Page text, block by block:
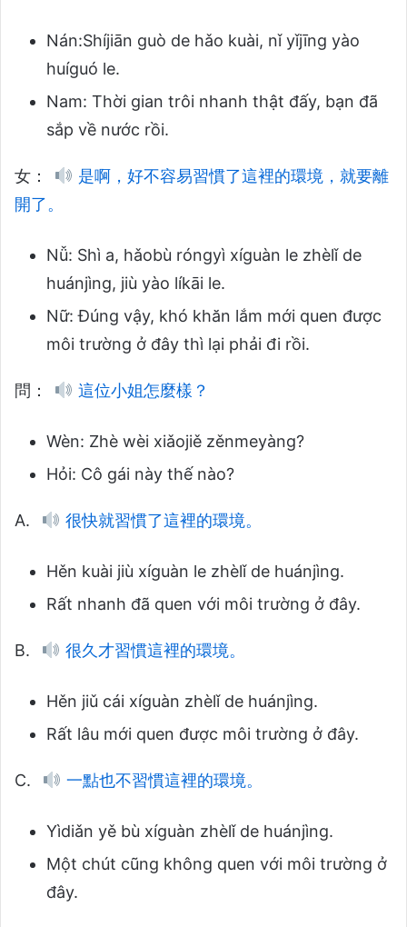
Nán:Shíjiān guò de hǎo kuài, nǐ yǐjīng yào
huíguó le.
Nam: Thời gian trôi nhanh thật đấy, bạn đã
sắp về nước rồi.
女：
是啊，好不容易習慣了這裡的環境，就要離
開了。
Nǚ: Shì a, hǎobù róngyì xíguàn le zhèlǐ de
huánjìng, jiù yào líkāi le.
Nữ: Đúng vậy, khó khăn lắm mới quen được
môi trường ở đây thì lại phải đi rồi.
問： 這位小姐怎麼樣？
Wèn: Zhè wèi xiǎojiě zěnmeyàng?
Hỏi: Cô gái này thế nào?
A. 很快就習慣了這裡的環境。
Hěn kuài jiù xíguàn le zhèlǐ de huánjìng.
Rất nhanh đã quen với môi trường ở đây.
B. 很久才習慣這裡的環境。
Hěn jiǔ cái xíguàn zhèlǐ de huánjìng.
Rất lâu mới quen được môi trường ở đây.
C. 一點也不習慣這裡的環境。
Yìdiǎn yě bù xíguàn zhèlǐ de huánjìng.
Một chút cũng không quen với môi trường ở
đây.